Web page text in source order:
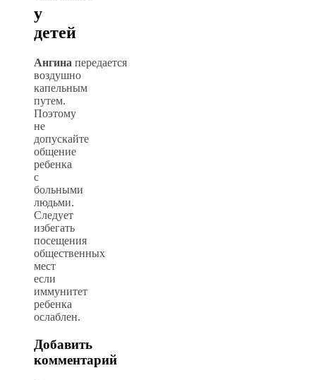
у
детей
Ангина передается
воздушно
капельным
путем.
Поэтому
не
допускайте
общение
ребенка
с
больными
людьми.
Следует
избегать
посещения
общественных
мест
если
иммунитет
ребенка
ослаблен.
Добавить
комментарий